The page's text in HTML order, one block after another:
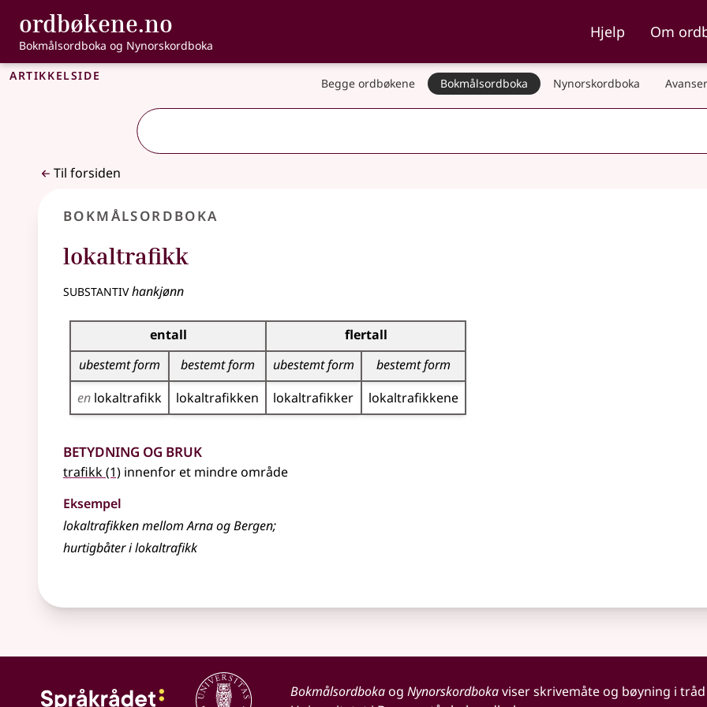
Gå til hovedinnhold
Tilgjengelighet
ordbøkene.no , Bokmålsordboka og Nynorskordboka
Bokmålsordboka og Nynorskordboka
Hjelp Om
Artikkelside Begge ordbøkene Bokmålsordboka Nynorskordboka
Til forsiden
Bokmålsordboka
lokaltrafikk
substantivhankjønn
Bøyingstabell for dette substantivet
entall
flertall
ubestemt form
bestemt form ubestemt form
bestemt form
en lokal­trafikk lokal­trafikken lokal­trafikker lokal­trafikkene
Betydning og bruk
trafikk(1) innenfor et mindre område
Eksempel
lokaltrafikken mellom Arna og Bergen;
hurtigbåter i lokaltrafikk
Bokmålsordbokaog Nynorskordbokaviser skrivemåte og bøyning i